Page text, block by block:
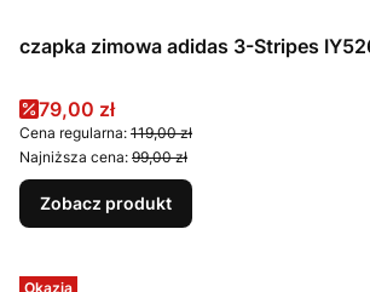
czapka zimowa adidas 3-Stripes
Cena promocyjna
79,00 zł
Cena regularna: 119,00 zł
Najniższa cena: 99,00 zł
Zobacz produkt
Okazja